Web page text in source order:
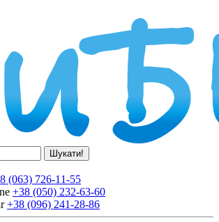
Шукати!
(063) 726-11-55
+38 (050) 232-63-60
+38 (096) 241-28-86